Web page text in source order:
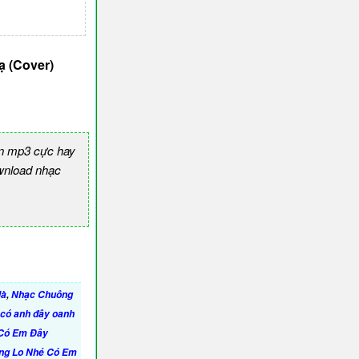
(Cover)
mp3 cực hay
nhạc
,Nhạc Chuông
anh đây oanh
Em Đây
Lo Nhé Có Em